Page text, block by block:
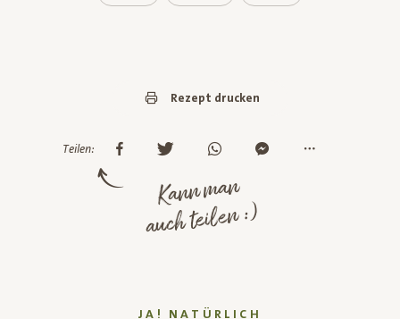
Rezept drucken
Teilen:
Kann man
auch teilen :)
JA! NATÜRLICH